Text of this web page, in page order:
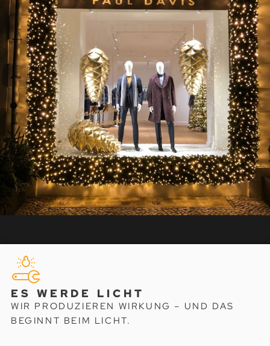
ES WERDE LICHT
WIR PRODUZIEREN WIRKUNG – UND DAS
BEGINNT BEIM LICHT.